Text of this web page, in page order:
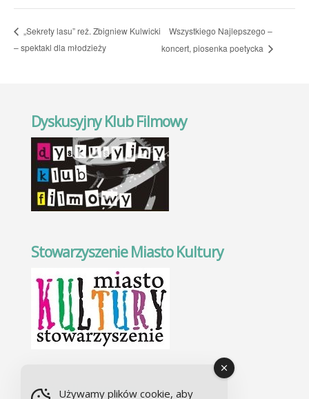
„Sekrety lasu” reż. Zbigniew Kulwicki
– spektakl dla młodzieży
Wszystkiego Najlepszego –
koncert, piosenka poetycka
Dyskusyjny Klub Filmowy
Stowarzyszenie Miasto Kultury
Chór Alla camera
Używamy plików cookie, aby